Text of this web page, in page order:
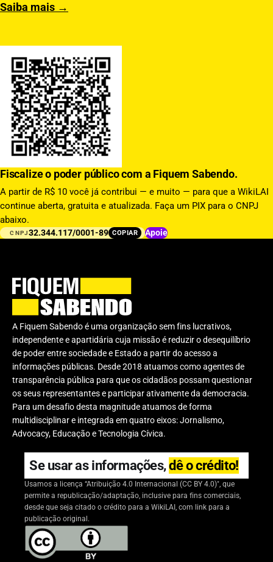
Saiba mais →
Fiscalize o poder público com a Fiquem Sabendo.
A partir de R$ 10 você já contribui — e muito — para que a WikiLAI
continue aberta, gratuita e atualizada. Faça um PIX para o CNPJ
abaixo.
CNPJ32.344.117/0001-89 COPIAR Apoie
A Fiquem Sabendo é uma organização sem fins lucrativos,
independente e apartidária cuja missão é reduzir o desequilíbrio
de poder entre sociedade e Estado a partir do acesso a
informações públicas. Desde 2018 atuamos como agentes de
transparência pública para que os cidadãos possam questionar
os seus representantes e participar ativamente da democracia.
Para um desafio desta magnitude atuamos de forma
multidisciplinar e integrada em quatro eixos: Jornalismo,
Advocacy, Educação e Tecnologia Cívica.
Se usar as informações,dê o crédito!
Usamos a licença “Atribuição 4.0 Internacional (CC BY 4.0)", que
permite a republicação/adaptação, inclusive para fins comerciais,
desde que seja citado o crédito para a WikiLAI, com link para a
publicação original.